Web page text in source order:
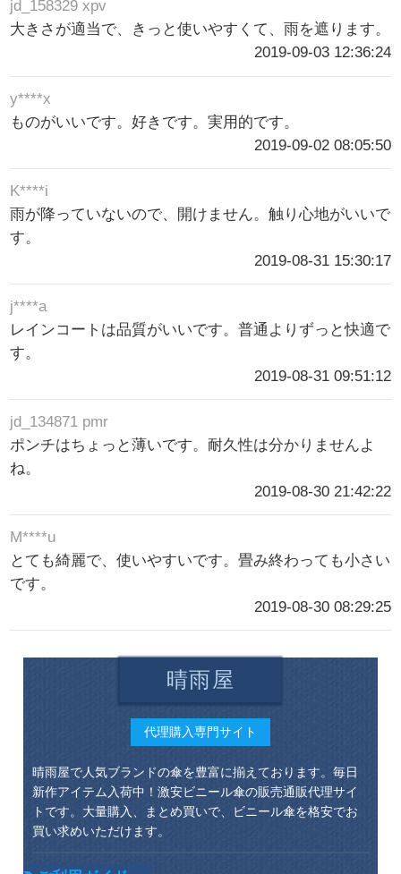
jd_158329 xpv
大きさが適当で、きっと使いやすくて、雨を遮ります。
2019-09-03 12:36:24
y****x
ものがいいです。好きです。実用的です。
2019-09-02 08:05:50
K****i
雨が降っていないので、開けません。触り心地がいいで
す。
2019-08-31 15:30:17
j****a
レインコートは品質がいいです。普通よりずっと快適で
す。
2019-08-31 09:51:12
jd_134871 pmr
ポンチはちょっと薄いです。耐久性は分かりませんよ
ね。
2019-08-30 21:42:22
M****u
とても綺麗で、使いやすいです。畳み終わっても小さい
です。
2019-08-30 08:29:25
晴雨屋
代理購入専門サイト
晴雨屋で人気ブランドの傘を豊富に揃えております。毎日
新作アイテム入荷中！激安ビニール傘の販売通販代理サイ
トです。大量購入、まとめ買いで、ビニール傘を格安でお
買い求めいただけます。